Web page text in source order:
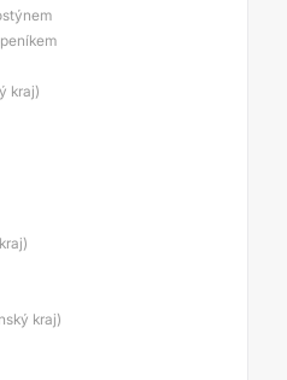
kraj)
kraj)